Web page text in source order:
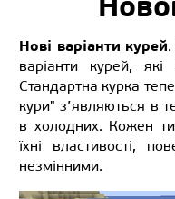
Нові варіанти курей
варіанти курей,
Стандартна курка
кури" з’являються в
в холодних. Кожен
їхні властивості,
незмінними.